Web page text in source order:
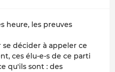
heure, les preuves
décider à appeler ce
ces élu-e-s de ce parti
qu'ils sont : des